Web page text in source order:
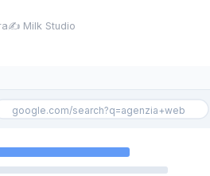
✍️ Milk Studio
google.com/search?q=agenzia+web